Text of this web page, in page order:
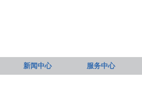
新闻中心 服务中心